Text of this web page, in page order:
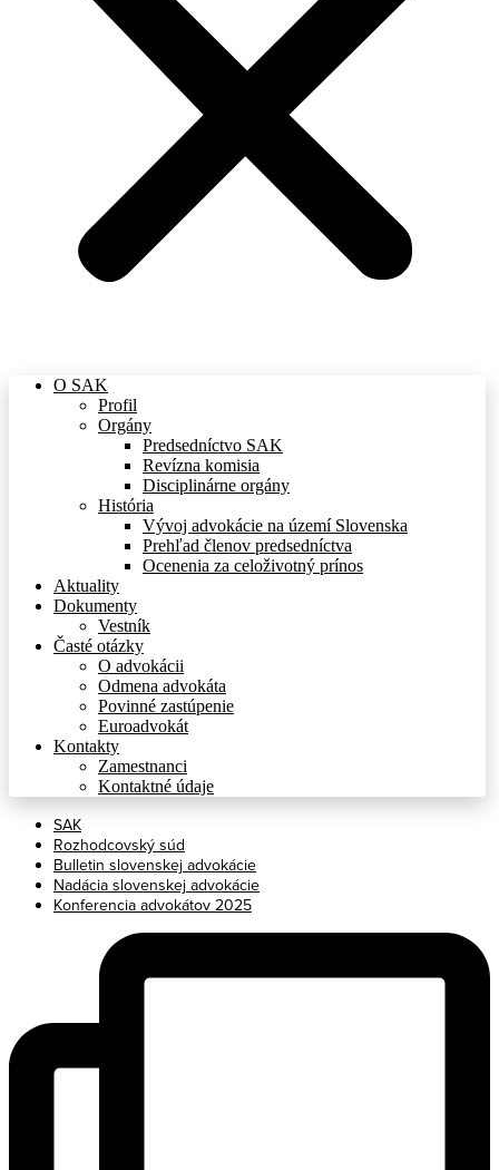
O SAK
Profil
Orgány
Predsedníctvo SAK
Revízna komisia
Disciplinárne orgány
História
Vývoj advokácie na území Slovenska
Prehľad členov predsedníctva
Ocenenia za celoživotný prínos
Aktuality
Dokumenty
Vestník
Časté otázky
O advokácii
Odmena advokáta
Povinné zastúpenie
Euroadvokát
Kontakty
Zamestnanci
Kontaktné údaje
SAK
Rozhodcovský súd
Bulletin slovenskej advokácie
Nadácia slovenskej advokácie
Konferencia advokátov 2025